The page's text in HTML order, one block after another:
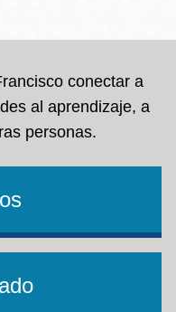
conectar a
al aprendizaje, a
personas.